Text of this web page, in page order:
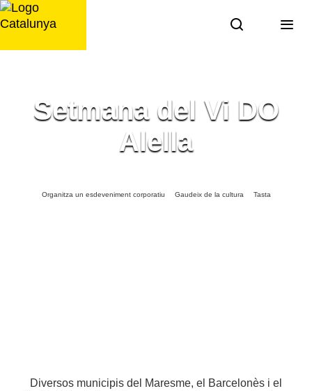
Saltar
al
Setmana del Vi DO
Alella
Organitza un esdeveniment corporatiu Gaudeix de la cultura Tasta
Diversos municipis del Maresme, el Barcelonès i el